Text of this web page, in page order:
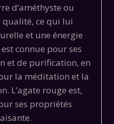
d’améthyste ou
qualité, ce qui lui
et une énergie
connue pour ses
et de purification, en
la méditation et la
L’agate rouge est,
ses propriétés